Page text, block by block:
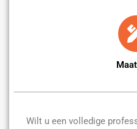
Wilt u een volledige